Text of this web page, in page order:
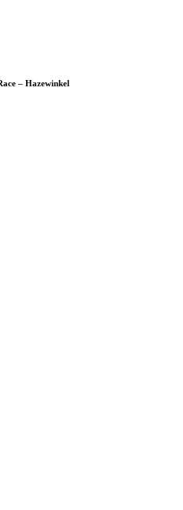
– Hazewinkel